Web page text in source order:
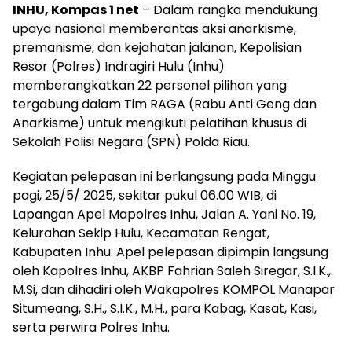
INHU, Kompas 1 net – Dalam rangka mendukung
upaya nasional memberantas aksi anarkisme,
premanisme, dan kejahatan jalanan, Kepolisian
Resor (Polres) Indragiri Hulu (Inhu)
memberangkatkan 22 personel pilihan yang
tergabung dalam Tim RAGA (Rabu Anti Geng dan
Anarkisme) untuk mengikuti pelatihan khusus di
Sekolah Polisi Negara (SPN) Polda Riau.
Kegiatan pelepasan ini berlangsung pada Minggu
pagi, 25/5/ 2025, sekitar pukul 06.00 WIB, di
Lapangan Apel Mapolres Inhu, Jalan A. Yani No. 19,
Kelurahan Sekip Hulu, Kecamatan Rengat,
Kabupaten Inhu. Apel pelepasan dipimpin langsung
oleh Kapolres Inhu, AKBP Fahrian Saleh Siregar, S.I.K.,
M.Si, dan dihadiri oleh Wakapolres KOMPOL Manapar
Situmeang, S.H., S.I.K., M.H., para Kabag, Kasat, Kasi,
serta perwira Polres Inhu.